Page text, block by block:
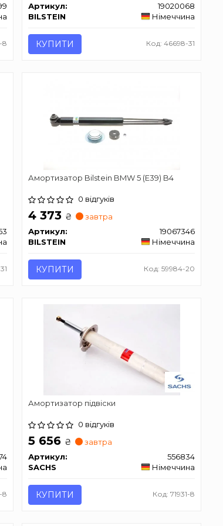
8
Артикул:
19020068
BILSTEIN
Німеччина
КУПИТИ Код: 46698-31
Амортизатор Bilstein BMW 5 (E39) B4
0 відгуків
4 373 ₴
завтра
Артикул:
19067346
BILSTEIN
Німеччина
КУПИТИ Код: 59984-20
8
Амортизатор підвіски
0 відгуків
5 656 ₴
завтра
Артикул:
556834
SACHS
Німеччина
КУПИТИ Код: 71931-8